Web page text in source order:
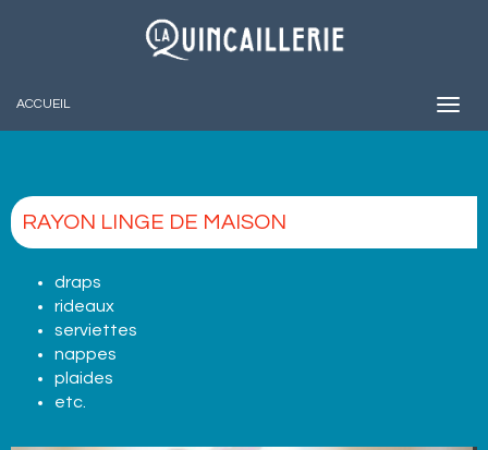
ACCUEIL
RAYON LINGE DE MAISON
draps
rideaux
serviettes
nappes
plaides
etc.